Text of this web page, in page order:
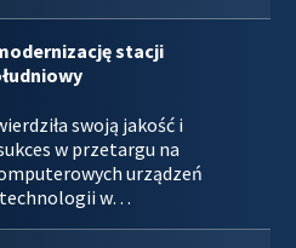
stacji
swoją jakość i
w przetargu na
urządzeń
technologii w…